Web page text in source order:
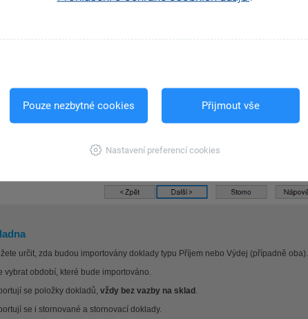
Pouze nezbytné cookies Přijmout vše
Nastavení preferencí cookies
určit, zda budou importovány doklady typu Příjem nebo Výdej (případně oba).
vybrat období, které bude importováno.
se položky dokladů, vždy bez vazby na sklad .
se i stornované a stornovací doklady.